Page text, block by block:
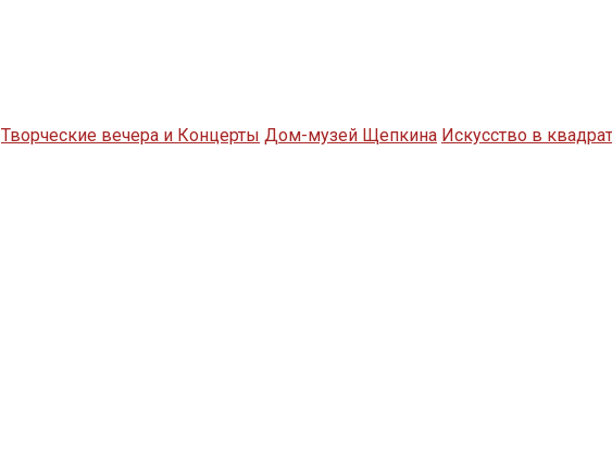
Творческие вечера и Концерты Дом-музей Щепкина Искусство в